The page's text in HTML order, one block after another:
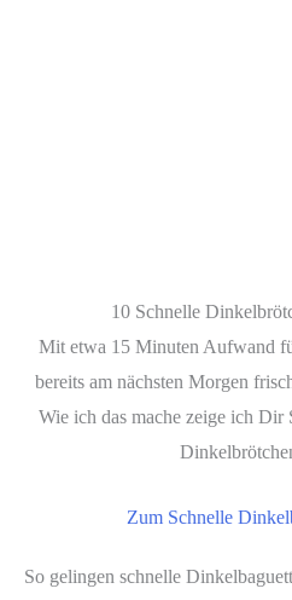
10 Schnelle
Mit etwa 15 Minuten Aufwand
bereits am nächsten Morgen
Wie ich das mache zeige ich
Zum Schnelle
So gelingen schnelle